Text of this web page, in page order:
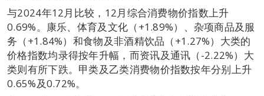
与2024年12月比较，12月综合消费物价指数上升
0.69%。康乐、体育及文化（+1.89%）、杂项商品及服
务（+1.84%）和食物及非酒精饮品（+1.27%）大类的
价格指数均录得按年升幅，而资讯及通讯（-2.22%）大
类则有所下跌。甲类及乙类消费物价指数按年分别上升
0.65%及0.72%。